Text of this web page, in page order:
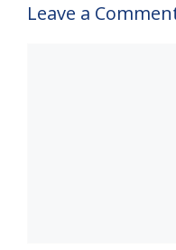
Leave a